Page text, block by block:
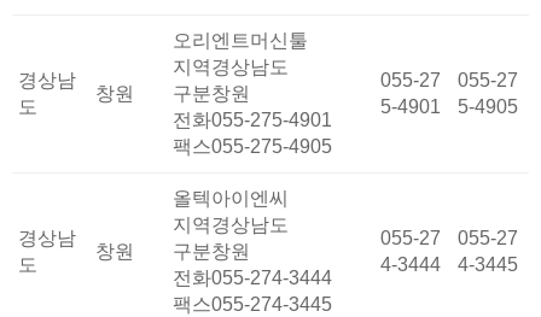
경상남
도
창원
오리엔트머신툴
지역경상남도
구분창원
전화055-275-4901
팩스055-275-4905
055-27
5-4901
055-27
5-4905
경상남
도
창원
올텍아이엔씨
지역경상남도
구분창원
전화055-274-3444
팩스055-274-3445
055-27
4-3444
055-27
4-3445